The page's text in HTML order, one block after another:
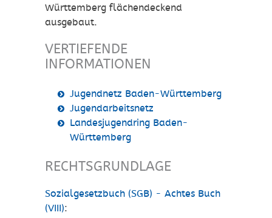
Württemberg flächendeckend
ausgebaut.
VERTIEFENDE
INFORMATIONEN
Jugendnetz Baden-Württemberg
Jugendarbeitsnetz
Landesjugendring Baden-
Württemberg
RECHTSGRUNDLAGE
Sozialgesetzbuch (SGB) - Achtes Buch
(VIII):